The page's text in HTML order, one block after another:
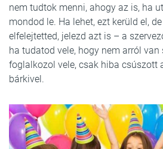
nem tudtok menni, ahogy az is, ha
mondod le. Ha lehet, ezt kerüld el,
elfelejtetted, jelezd azt is – a
ha tudatod vele, hogy nem arról van
foglalkozol vele, csak hiba csúszott
bárkivel.